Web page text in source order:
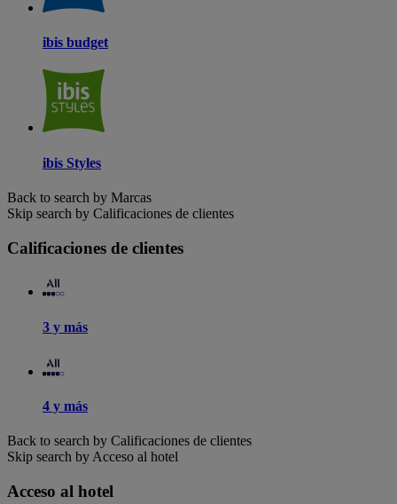
ibis budget
ibis Styles
Back to search by Marcas
Skip search by Calificaciones de clientes
Calificaciones de clientes
3 y más
4 y más
Back to search by Calificaciones de clientes
Skip search by Acceso al hotel
Acceso al hotel